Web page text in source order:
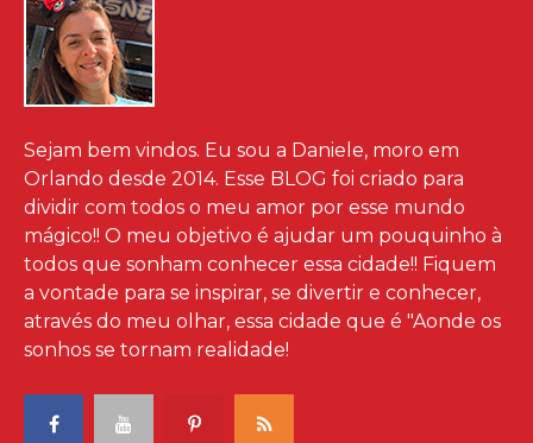
Sejam bem vindos. Eu sou a Daniele, moro em
Orlando desde 2014. Esse BLOG foi criado para
dividir com todos o meu amor por esse mundo
mágico!! O meu objetivo é ajudar um pouquinho à
todos que sonham conhecer essa cidade!! Fiquem
a vontade para se inspirar, se divertir e conhecer,
através do meu olhar, essa cidade que é "Aonde os
sonhos se tornam realidade!